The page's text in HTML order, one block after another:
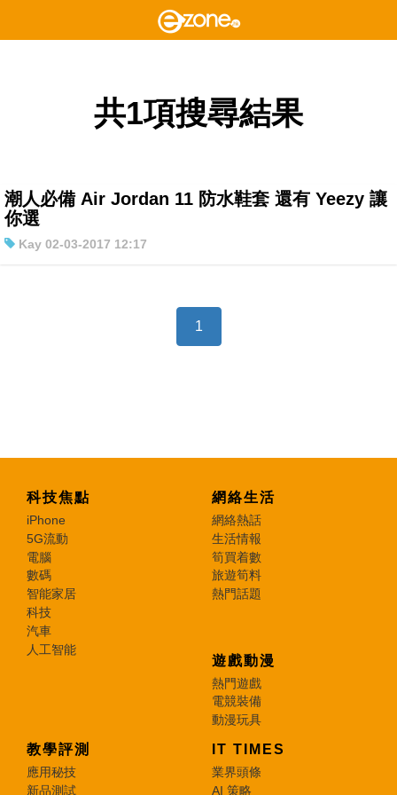
共1項搜尋結果
潮人必備 Air Jordan 11 防水鞋套 還有 Yeezy 讓
你選
Kay 02-03-2017 12:17
1
科技焦點
iPhone
5G流動
電腦
數碼
智能家居
科技
汽車
人工智能
網絡生活
網絡熱話
生活情報
筍買着數
旅遊筍料
熱門話題
遊戲動漫
熱門遊戲
電競裝備
動漫玩具
教學評測
應用秘技
新品測試
IT TIMES
業界頭條
AI 策略